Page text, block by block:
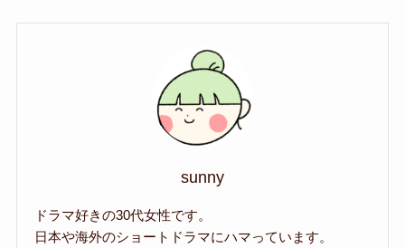
sunny
ドラマ好きの30代女性です。
日本や海外のショートドラマにハマっています。